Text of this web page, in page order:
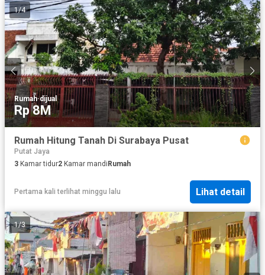
1/4
Rumah·dijual
Rp 8M
Rumah Hitung Tanah Di Surabaya Pusat
Putat Jaya
3 Kamar tidur2 Kamar mandi Rumah
Pertama kali terlihat minggu lalu Lihat detail
1/3